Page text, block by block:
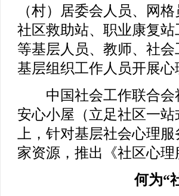
（村）居委会人员、网
社区救助站、职业康复
等基层人员、教师、社
基层组织工作人员开展
中国社会工作联合会
安心小屋（立足社区一
上，针对基层社会心理
家资源，推出《社区心
何为“